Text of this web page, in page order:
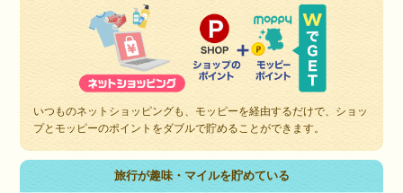
いつものネットショッピングも、モッピーを経由するだけで、ショッ
プとモッピーのポイントをダブルで貯めることができます。
旅行が趣味・マイルを貯めている